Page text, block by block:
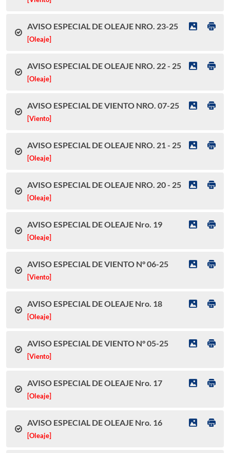
AVISO ESPECIAL DE OLEAJE NRO. 23-25
[Oleaje]
AVISO ESPECIAL DE OLEAJE NRO. 22 - 25
[Oleaje]
AVISO ESPECIAL DE VIENTO NRO. 07-25
[Viento]
AVISO ESPECIAL DE OLEAJE NRO. 21 - 25
[Oleaje]
AVISO ESPECIAL DE OLEAJE NRO. 20 - 25
[Oleaje]
AVISO ESPECIAL DE OLEAJE Nro. 19
[Oleaje]
AVISO ESPECIAL DE VIENTO N° 06-25
[Viento]
AVISO ESPECIAL DE OLEAJE Nro. 18
[Oleaje]
AVISO ESPECIAL DE VIENTO N° 05-25
[Viento]
AVISO ESPECIAL DE OLEAJE Nro. 17
[Oleaje]
AVISO ESPECIAL DE OLEAJE Nro. 16
[Oleaje]